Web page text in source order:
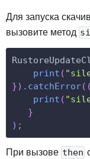
Для запуска
вызовите метод
print (
}) . catchError( (
print (
}
) ;
При вызове then